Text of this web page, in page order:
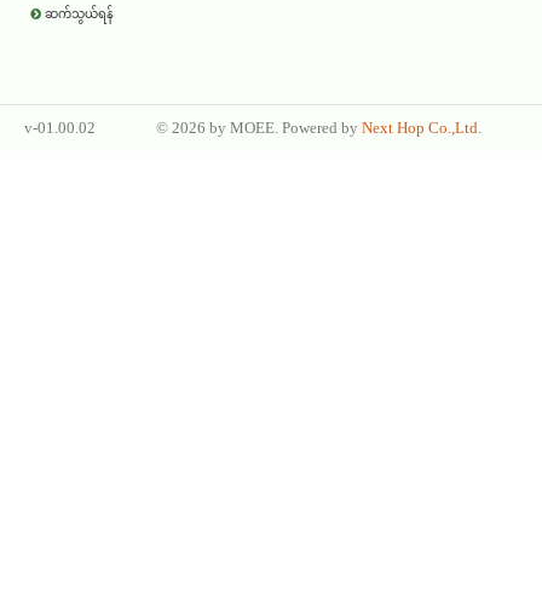
ဆက်သွယ်ရန်
v-01.00.02 © 2026 by MOEE. Powered by Next Hop Co.,Ltd.